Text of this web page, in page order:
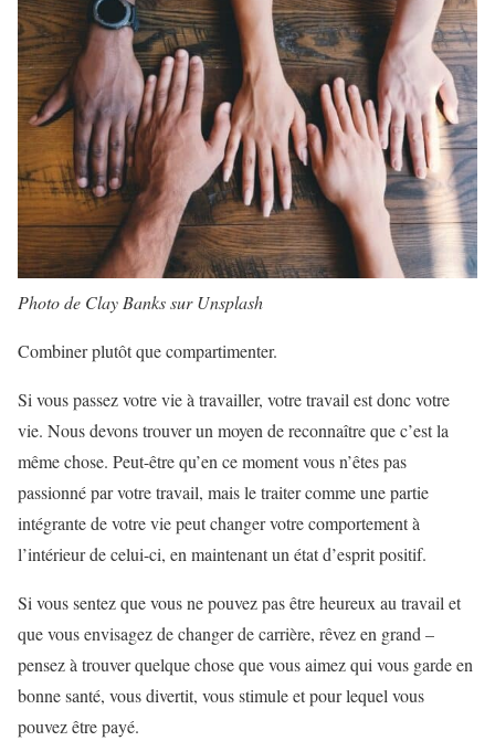
Photo de Clay Banks sur Unsplash
Combiner plutôt que compartimenter.
Si vous passez votre vie à travailler, votre travail est donc votre
vie. Nous devons trouver un moyen de reconnaître que c’est la
même chose. Peut-être qu’en ce moment vous n’êtes pas
passionné par votre travail, mais le traiter comme une partie
intégrante de votre vie peut changer votre comportement à
l’intérieur de celui-ci, en maintenant un état d’esprit positif.
Si vous sentez que vous ne pouvez pas être heureux au travail et
que vous envisagez de changer de carrière, rêvez en grand –
pensez à trouver quelque chose que vous aimez qui vous garde en
bonne santé, vous divertit, vous stimule et pour lequel vous
pouvez être payé.